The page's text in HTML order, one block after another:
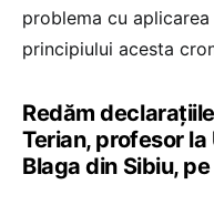
problema cu
principiului acesta
Redăm
Terian, profesor
Blaga din Sibiu,